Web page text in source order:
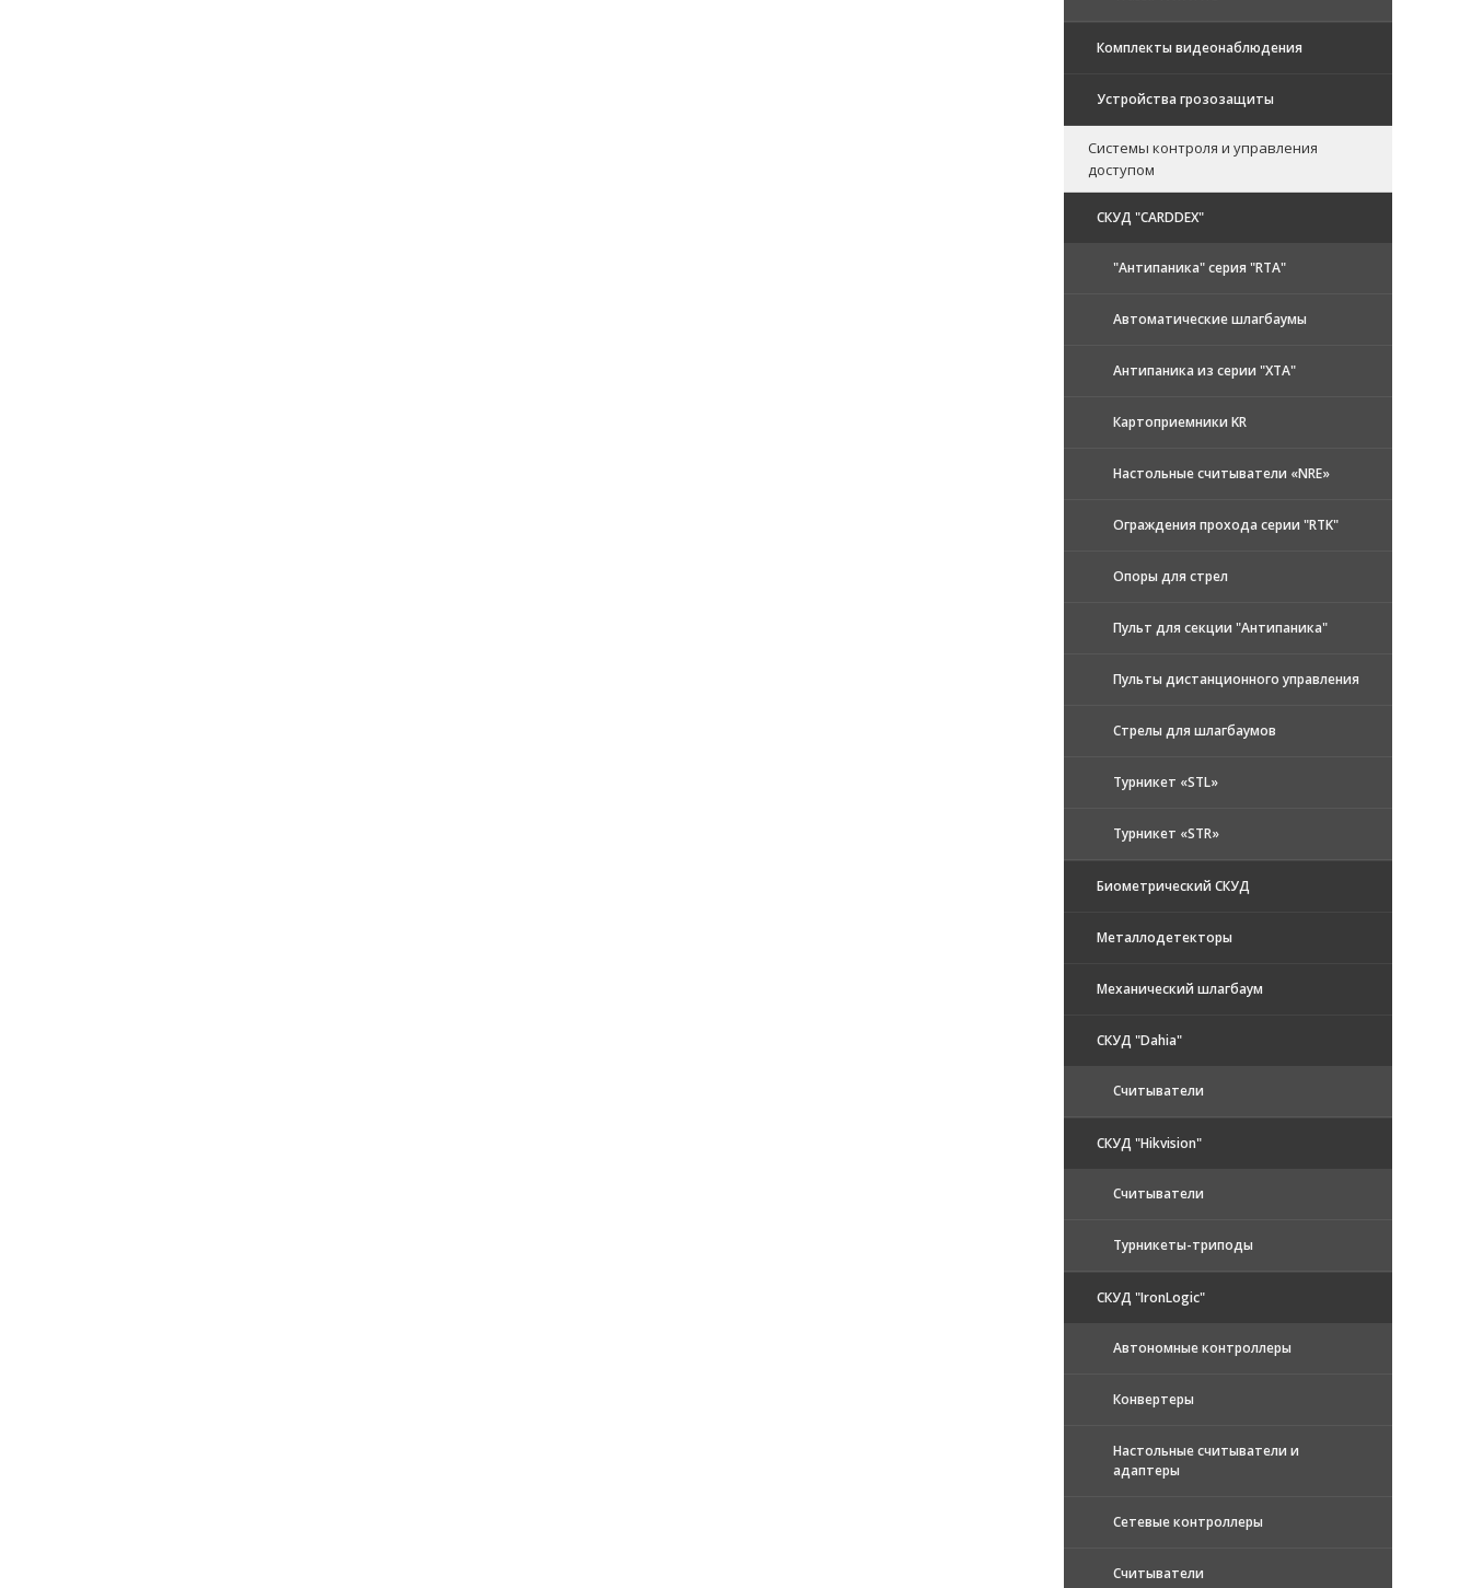
Комплекты видеонаблюдения
Устройства грозозащиты
Системы контроля и управления
доступом
CКУД "CARDDEX"
"Антипаника" серия "RTA"
Автоматические шлагбаумы
Антипаника из серии "XTA"
Картоприемники KR
Настольные считыватели «NRE»
Ограждения прохода серии "RTK"
Опоры для стрел
Пульт для секции "Антипаника"
Пульты дистанционного управления
Стрелы для шлагбаумов
Турникет «STL»
Турникет «STR»
Биометрический СКУД
Металлодетекторы
Механический шлагбаум
СКУД "Dahia"
Считыватели
СКУД "Hikvision"
Считыватели
Турникеты-триподы
СКУД "IronLogic"
Автономные контроллеры
Конвертеры
Настольные считыватели и
адаптеры
Сетевые контроллеры
Считыватели